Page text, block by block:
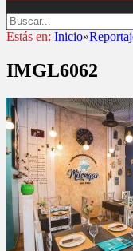
Estás en: Inicio»
IMGL6062